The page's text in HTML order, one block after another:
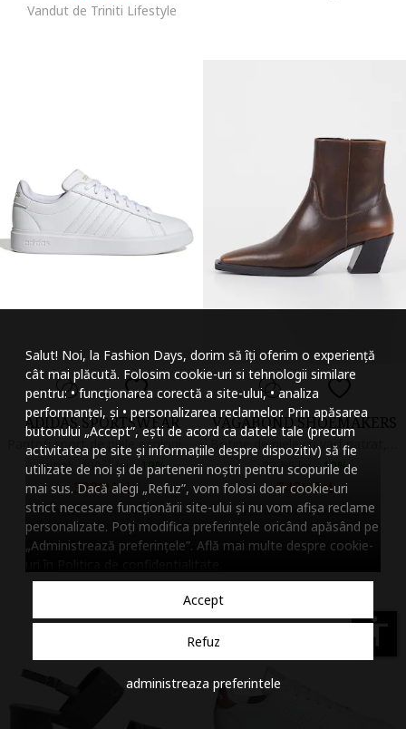
Salut! Noi, la Fashion Days, dorim să îți oferim o experiență
cât mai plăcută. Folosim cookie-uri si tehnologii similare
pentru: • funcționarea corectă a site-ului, • analiza
performanței, și • personalizarea reclamelor. Prin apăsarea
butonului „Accept”, ești de acord ca datele tale (precum
activitatea pe site și informațiile despre dispozitiv) să fie
utilizate de noi și de partenerii noștri pentru scopurile de
mai sus. Dacă alegi „Refuz”, vom folosi doar cookie-uri
strict necesare funcționării site-ului și nu vom afișa reclame
personalizate. Poți modifica preferințele oricând apăsând pe
„Administrează preferințele”. Află mai multe despre cookie-
Accept
Refuz
administreaza preferintele
Vandut de Triniti Lifestyle
ADIDAS SPORTSWEAR
Pantofi sport de piele ecologica Grand Court 2.0, Alb murdar
Initial: 400 21 lei -19%
32299 lei
Vandut de Modivo PL
VAGABOND SHOEMAKERS
827 99lei -10%
74518lei
Vandut de Modivo PL
accessibility
Micsoreaza
Mareste spatierea
Micsoreaza
Mareste inaltimea
Micsoreaza
Inverseaza culorile
Nuante de gri
Cursor mare
Subliniaza link-urile